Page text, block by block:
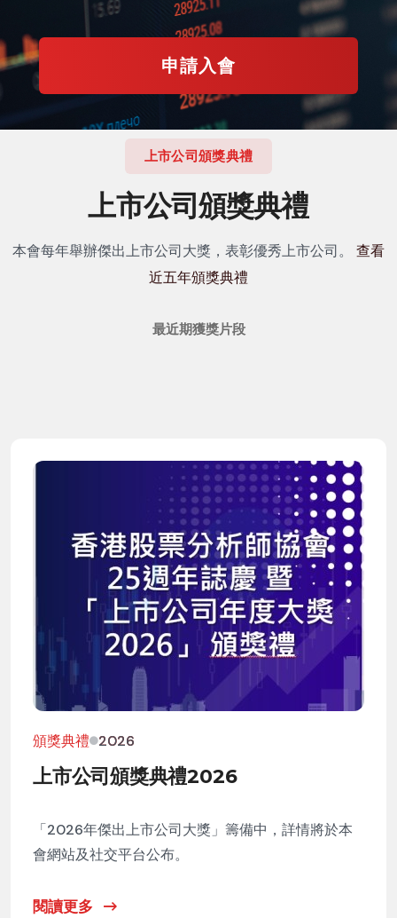
申請入會
上市公司頒獎典禮
上市公司頒獎典禮
本會每年舉辦傑出上市公司大獎，表彰優秀上市公司。 查看
近五年頒獎典禮
最近期獲獎片段
頒獎典禮 2026
上市公司頒獎典禮2026
「2026年傑出上市公司大獎」籌備中，詳情將於本
會網站及社交平台公布。
閱讀更多